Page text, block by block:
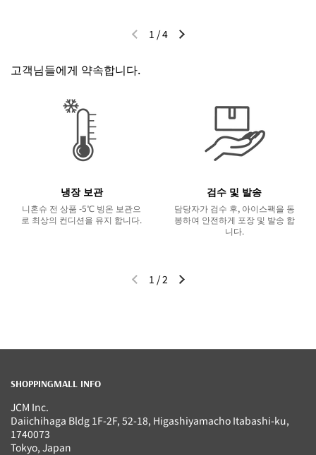
이전 슬라이드다음 슬라이드
1 /4
고객님들에게 약속합니다.
냉장 보관
니혼슈 전 상품 -5℃ 빙온 보관으
로 최상의 컨디션을 유지 합니다.
검수 및 발송
담당자가 검수 후, 아이스팩을 동
봉하여 안전하게 포장 및 발송 합
니다.
이전 슬라이드다음 슬라이드
1 /2
SHOPPINGMALL INFO
JCM Inc.
Daiichihaga Bldg 1F-2F, 52-18, Higashiyamacho Itabashi-ku,
1740073
Tokyo, Japan